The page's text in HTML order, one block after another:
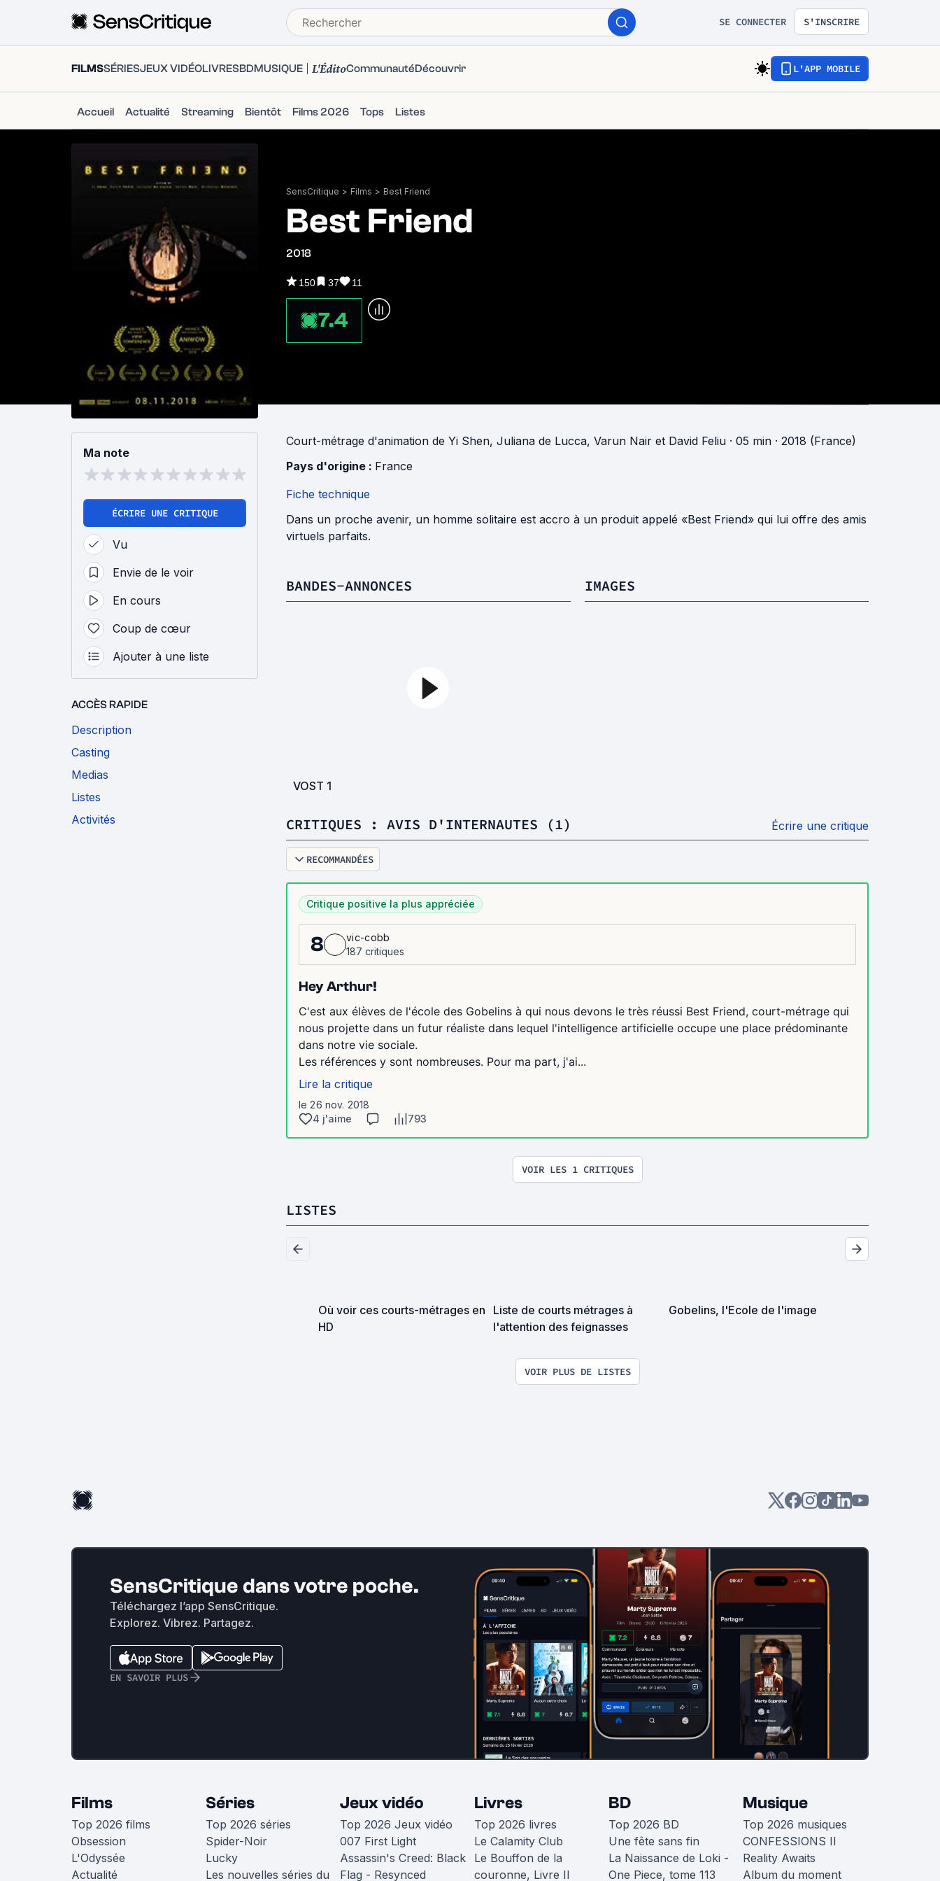
SE CONNECTER S'INSCRIRE
FILMSSÉRIESJEUX VIDÉOLIVRESBDMUSIQUE L'ÉditoCommunautéDécouvrir L'APP MOBILE
Accueil Actualité Streaming Bientôt Films 2026 Tops Listes
SensCritique > Films > Best Friend
Best Friend
2018
150 37 11
7.4
Ma note
ÉCRIRE UNE CRITIQUE
Vu
Envie de le voir
En cours
Coup de cœur
Ajouter à une liste
ACCÈS RAPIDE
Description
Casting
Medias
Listes
Activités
Court-métrage d'animation de Yi Shen, Juliana de Lucca, Varun Nair et David Feliu · 05 min · 2018 (France)
Pays d'origine : France
Fiche technique
Dans un proche avenir, un homme solitaire est accro à un produit appelé «Best Friend» qui lui offre des amis
virtuels parfaits.
BANDES-ANNONCES
VOST 1
IMAGES
CRITIQUES : AVIS D'INTERNAUTES (1) Écrire une critique
RECOMMANDÉES
Critique positive la plus appréciée
8
vic-cobb
187 critiques
Hey Arthur!
C'est aux élèves de l'école des Gobelins à qui nous devons le très réussi Best Friend, court-métrage qui
nous projette dans un futur réaliste dans lequel l'intelligence artificielle occupe une place prédominante
dans notre vie sociale.
Les références y sont nombreuses. Pour ma part, j'ai...
Lire la critique
le 26 nov. 2018
4 j'aime
793
VOIR LES 1 CRITIQUES
LISTES
Où voir ces courts-métrages en
HD
Liste de courts métrages à
l'attention des feignasses
Gobelins, l'Ecole de l'image
VOIR PLUS DE LISTES
SensCritique dans votre poche.
Téléchargez l’app SensCritique.
Explorez. Vibrez. Partagez.
EN SAVOIR PLUS
Films
Top 2026 films
Obsession
L'Odyssée
Actualité
Séries
Top 2026 séries
Spider-Noir
Lucky
Les nouvelles séries du
Jeux vidéo
Top 2026 Jeux vidéo
007 First Light
Assassin's Creed: Black
Flag - Resynced
Livres
Top 2026 livres
Le Calamity Club
Le Bouffon de la
couronne, Livre II
BD
Top 2026 BD
Une fête sans fin
La Naissance de Loki -
One Piece, tome 113
Musique
Top 2026 musiques
CONFESSIONS II
Reality Awaits
Album du moment